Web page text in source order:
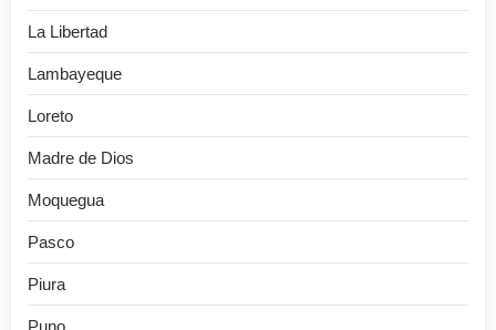
La Libertad
Lambayeque
Loreto
Madre de Dios
Moquegua
Pasco
Piura
Puno